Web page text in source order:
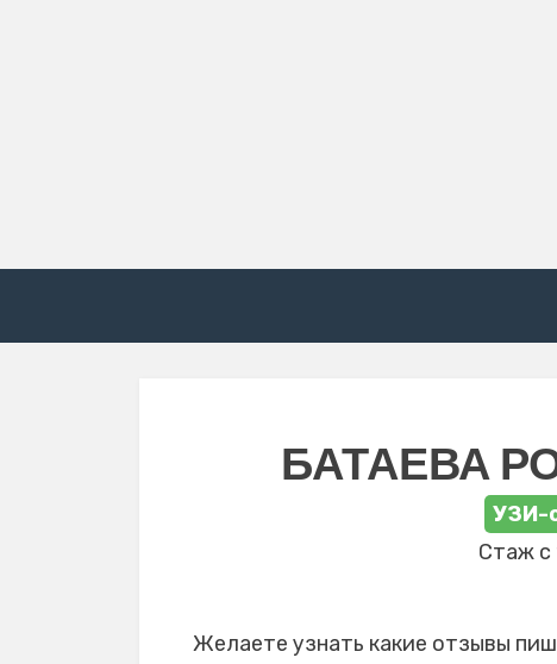
БАТАЕВА
УЗИ-
Стаж с
Желаете узнать какие отзывы